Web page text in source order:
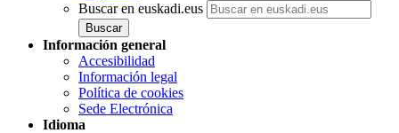
Buscar en euskadi.eus
Información general
Accesibilidad
Información legal
Política de cookies
Sede Electrónica
Idioma